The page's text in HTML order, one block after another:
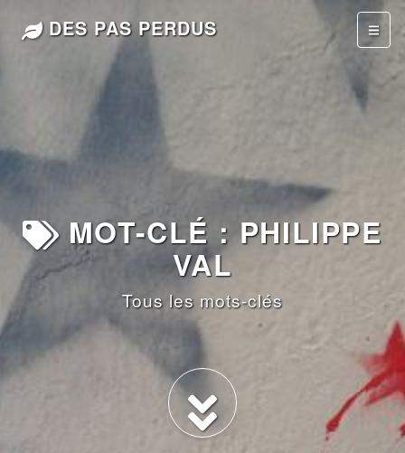
DES PAS PERDUS
MOT-CLÉ : PHILIPPE
VAL
Tous les mots-clés